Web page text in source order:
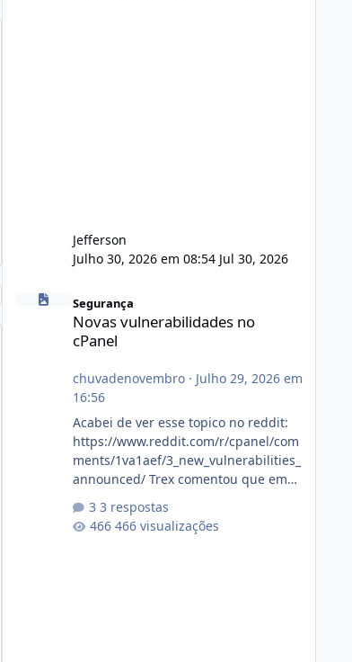
Jefferson
Julho 30, 2026 em 08:54 Jul 30, 2026
Novas vulnerabilidades no cPanel
Segurança
Novas vulnerabilidades no
cPanel
chuvadenovembro· Julho 29, 2026 em
16:56
Acabei de ver esse topico no reddit:
https://www.reddit.com/r/cpanel/com
ments/1va1aef/3_new_vulnerabilities_
announced/ Trex comentou que em
3 respostas
466 visualizações